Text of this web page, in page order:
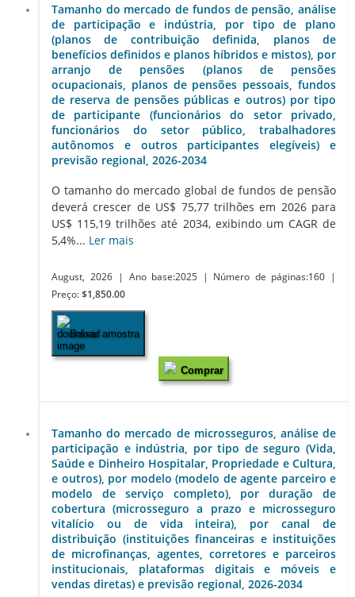
Tamanho do mercado de fundos de pensão, análise
de participação e indústria, por tipo de plano
(planos de contribuição definida, planos de
benefícios definidos e planos híbridos e mistos), por
arranjo de pensões (planos de pensões
ocupacionais, planos de pensões pessoais, fundos
de reserva de pensões públicas e outros) por tipo
de participante (funcionários do setor privado,
funcionários do setor público, trabalhadores
autônomos e outros participantes elegíveis) e
previsão regional, 2026-2034
O tamanho do mercado global de fundos de pensão
deverá crescer de US$ 75,77 trilhões em 2026 para
US$ 115,19 trilhões até 2034, exibindo um CAGR de
5,4%... Ler mais
August, 2026 | Ano base:2025 | Número de páginas:160
|
Preço: $1,850.00
Baixar amostra
Comprar
Tamanho do mercado de microsseguros, análise de
participação e indústria, por tipo de seguro (Vida,
Saúde e Dinheiro Hospitalar, Propriedade e Cultura,
e outros), por modelo (modelo de agente parceiro e
modelo de serviço completo), por duração de
cobertura (microsseguro a prazo e microsseguro
vitalício ou de vida inteira), por canal de
distribuição (instituições financeiras e instituições
de microfinanças, agentes, corretores e parceiros
institucionais, plataformas digitais e móveis e
vendas diretas) e previsão regional, 2026-2034